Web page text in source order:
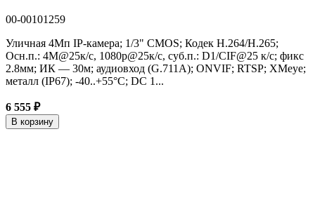
00-00101259
Уличная 4Mп IP-камера; 1/3" CMOS; Кодек H.264/H.265;
Осн.п.: 4M@25к/с, 1080p@25к/с, суб.п.: D1/CIF@25 к/с; фикс
2.8мм; ИК — 30м; аудиовход (G.711A); ONVIF; RTSP; XMeye;
металл (IP67); -40..+55°C; DC 1...
6 555 ₽
В корзину